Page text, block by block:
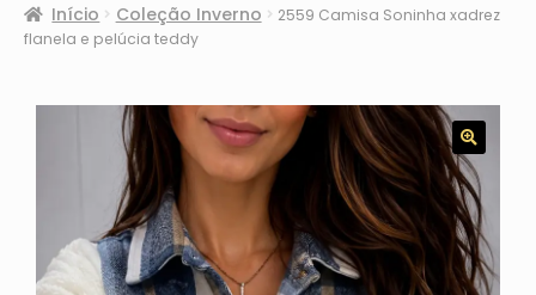
Início Coleção Inverno
2559 Camisa Soninha xadrez
flanela e pelúcia teddy